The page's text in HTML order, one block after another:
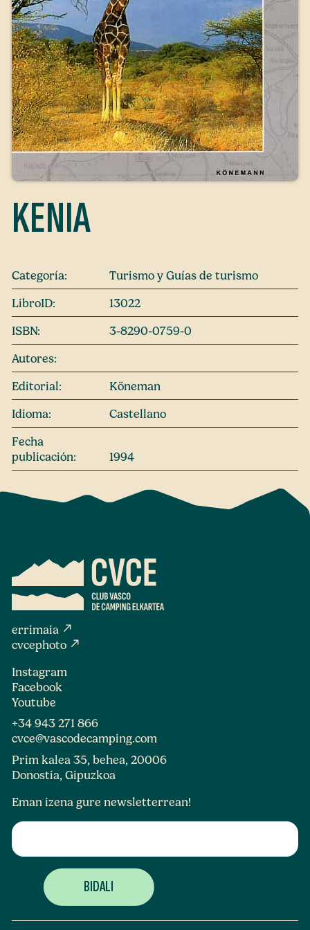
KENIA
Categoría:
Turismo y Guías de turismo
LibroID:
13022
ISBN:
3-8290-0759-0
Autores:
Editorial:
Köneman
Idioma:
Castellano
Fecha
publicación:
1994
errimaia north_east
cvcephoto north_east
Instagram
Facebook
Youtube
+34 943 271 866
cvce@vascodecamping.com
Prim kalea 35, behea, 20006
Donostia, Gipuzkoa
Eman izena gure newsletterrean!